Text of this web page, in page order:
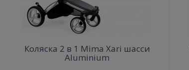
Коляска 2 в 1 Mima Xari шасси
Aluminium